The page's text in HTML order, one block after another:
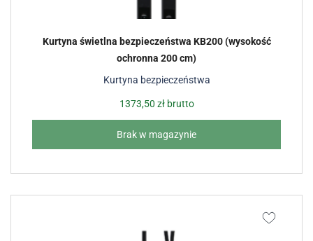
Kurtyna bezpieczeństwa
Kurtyna świetlna bezpieczeństwa KB200 (wysokość
ochronna 200 cm)
1373,50 złbrutto
Brak w magazynie